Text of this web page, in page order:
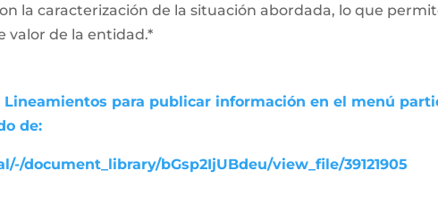
la caracterización de la situación abordada, lo que
valor de la entidad.*
para publicar información en el menú
de:
document_library/bGsp2IjUBdeu/view_file/39121905